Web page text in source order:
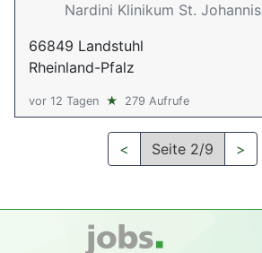
Nardini Klinikum St. Johannis
66849 Landstuhl
Rheinland-Pfalz
vor 12 Tagen ★ 279 Aufrufe
< Seite 2/9 >